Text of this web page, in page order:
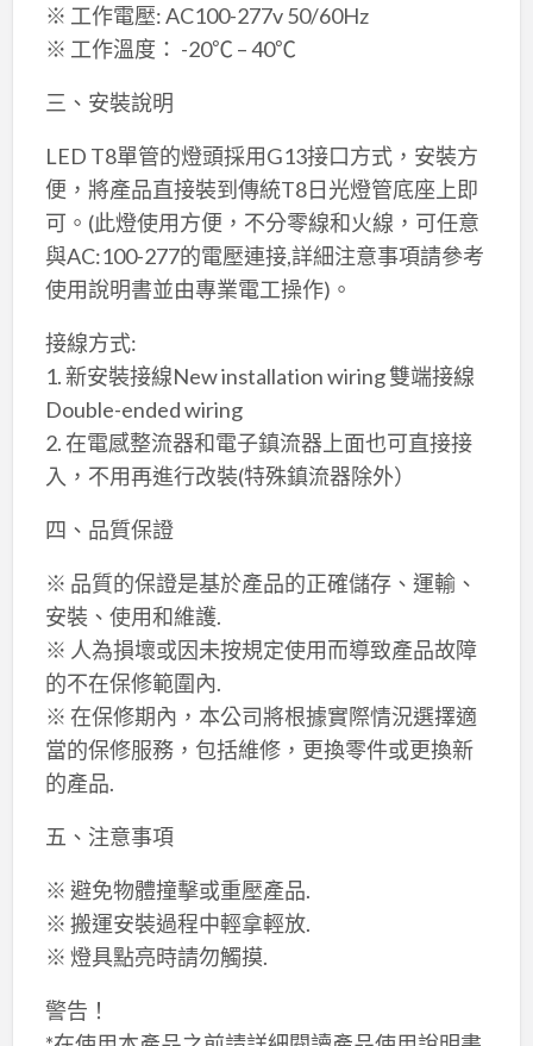
※ 工作電壓: AC100-277v 50/60Hz
※ 工作溫度： -20℃ – 40℃
三、安裝說明
LED T8單管的燈頭採用G13接口方式，安裝方
便，將產品直接裝到傳統T8日光燈管底座上即
可。(此燈使用方便，不分零線和火線，可任意
與AC:100-277的電壓連接,詳細注意事項請參考
使用說明書並由專業電工操作)。
接線方式:
1. 新安裝接線New installation wiring 雙端接線
Double-ended wiring
2. 在電感整流器和電子鎮流器上面也可直接接
入，不用再進行改裝(特殊鎮流器除外）
四、品質保證
※ 品質的保證是基於產品的正確儲存、運輸、
安裝、使用和維護.
※ 人為損壞或因未按規定使用而導致產品故障
的不在保修範圍內.
※ 在保修期內，本公司將根據實際情況選擇適
當的保修服務，包括維修，更換零件或更換新
的產品.
五、注意事項
※ 避免物體撞擊或重壓產品.
※ 搬運安裝過程中輕拿輕放.
※ 燈具點亮時請勿觸摸.
警告！